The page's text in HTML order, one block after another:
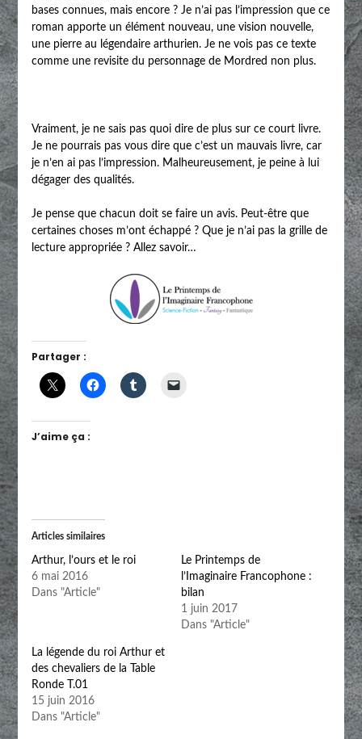
bases connues, mais encore ? Je n’ai pas l’impression que ce
roman apporte un élément nouveau, une vision nouvelle,
une pierre au légendaire arthurien. Je ne vois pas ce texte
comme une revisite du personnage de Mordred non plus.
Vraiment, je ne sais pas quoi dire de plus sur ce court livre.
Je ne pourrais pas vous dire que c’est un mauvais livre, car
je n’en ai pas l’impression. Malheureusement, je peine à lui
dégager des qualités.
Je pense que chacun doit se faire un avis. Peut-être que
certaines choses m’ont échappé ? Que je n’ai pas la grille de
lecture appropriée ? Allez savoir…
Partager :
J’aime ça :
Articles similaires
Arthur, l’ours et le roi
6 mai 2016
Dans "Article"
Le Printemps de
l’Imaginaire Francophone :
bilan
1 juin 2017
Dans "Article"
La légende du roi Arthur et
des chevaliers de la Table
Ronde T.01
15 juin 2016
Dans "Article"